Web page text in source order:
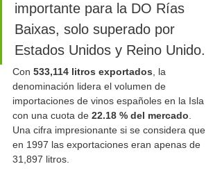
importante para la DO Rías
Baixas, solo superado por
Estados Unidos y Reino Unido.
Con 533,114 litros exportados, la
denominación lidera el volumen de
importaciones de vinos españoles en la Isla
con una cuota de 22.18 % del mercado.
Una cifra impresionante si se considera que
en 1997 las exportaciones eran apenas de
31,897 litros.